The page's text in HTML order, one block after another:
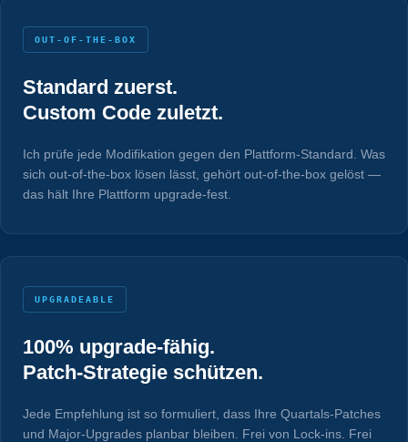
OUT-OF-THE-BOX
Standard zuerst.
Custom Code zuletzt.
Ich prüfe jede Modifikation gegen den Plattform-Standard. Was
sich out-of-the-box lösen lässt, gehört out-of-the-box gelöst —
das hält Ihre Plattform upgrade-fest.
UPGRADEABLE
100% upgrade-fähig.
Patch-Strategie schützen.
Jede Empfehlung ist so formuliert, dass Ihre Quartals-Patches
und Major-Upgrades planbar bleiben. Frei von Lock-ins. Frei